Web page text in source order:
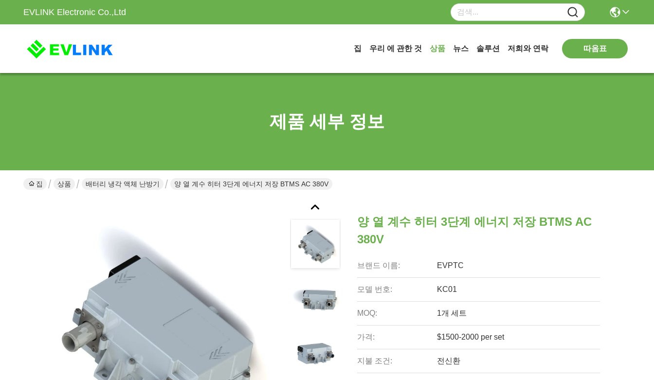
EVLINK Electronic Co.,Ltd
집 우리 에 관한 것 상품 뉴스 솔루션 저희와 연락 따옴표
제품 세부 정보
집 상품 배터리 냉각 액체 난방기 양 열 계수 히터 3단계 에너지 저장 BTMS AC 380V
양 열 계수 히터 3단계 에너지 저장 BTMS AC
380V
브랜드 이름: EVPTC
모델 번호: KC01
MOQ: 1개 세트
가격: $1500-2000 per set
지불 조건: 전신환